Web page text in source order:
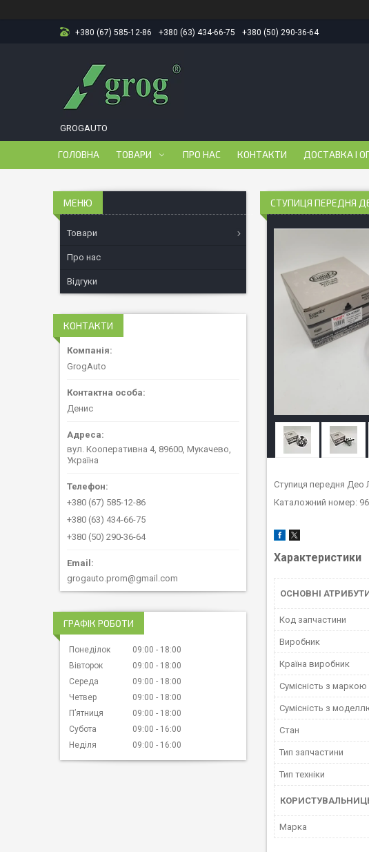
+380 (67) 585-12-86 +380 (63) 434-66-75 +380 (50) 290-36-64
GROGAUTO
ГОЛОВНА ТОВАРИ ПРО НАС КОНТАКТИ ДОСТАВКА І
СТУПИЦЯ ПЕРЕДНЯ
Ступиця передня Део
Каталожний номер:
Характеристики
ОСНОВНІ
Код запчастини
Виробник
Країна виробник
Сумісність з маркою
Сумісність з
Стан
Тип запчастини
Тип техніки
Марка
Товари
Про нас
Відгуки
КОНТАКТИ
GrogAuto
Денис
вул. Кооперативна 4, 89600, Мукачево,
Україна
+380 (67) 585-12-86
+380 (63) 434-66-75
+380 (50) 290-36-64
grogauto.prom@gmail.com
ГРАФІК РОБОТИ
Понеділок 09:00
18:00
Вівторок
09:00
18:00
Середа
09:00
18:00
Четвер
09:00
18:00
Пʼятниця
09:00
18:00
Субота
09:00
16:00
Неділя
09:00 16:00